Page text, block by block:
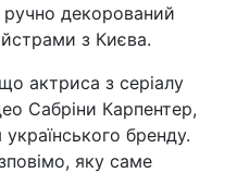
ручно декорований
з Києва.
актриса з серіалу
Сабріни Карпентер,
бренду.
яку саме